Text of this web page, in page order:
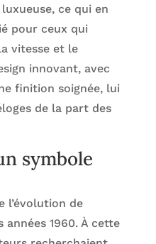
ce qui en
pour ceux qui
vitesse et le
innovant, avec
finition soignée, lui
de la part des
symbole
l’évolution de
années 1960. À cette